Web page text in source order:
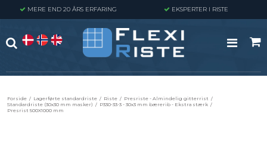
MERE END 20 ÅRS ERFARING EKSPERTER I RISTE
Forside / Lagerførte standardriste / Riste / Presriste - Almindelig gitterrist /
Standardriste (30x30 mm masker) / P330-33-3 - 30x3 mm bærerib - Ekstra stærk /
Presrist 500X1000 mm